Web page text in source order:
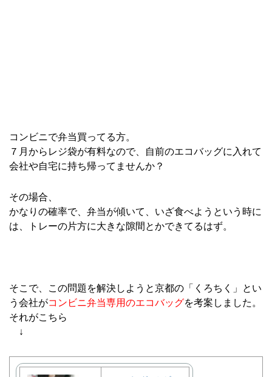
コンビニで弁当買ってる方。
７月からレジ袋が有料なので、自前のエコバッグに入れて
会社や自宅に持ち帰ってませんか？
その場合、
かなりの確率で、弁当が傾いて、いざ食べようという時に
は、トレーの片方に大きな隙間とかできてるはず。
そこで、この問題を解決しようと京都の「くろちく」とい
う会社がコンビニ弁当専用のエコバッグを考案しました。
それがこちら
↓